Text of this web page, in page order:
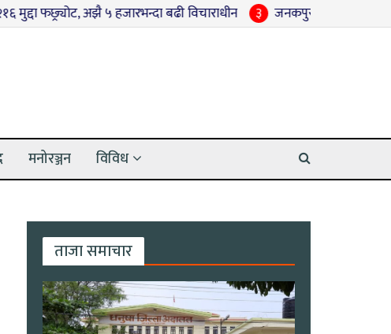
अझै ५ हजारभन्दा बढी विचाराधीन ३ जनकपुरधाममा फोहोर
मनोरञ्जन विविध
ताजा समाचार